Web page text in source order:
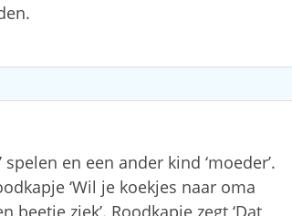
spelen en een ander kind ‘moeder’.
‘Wil je koekjes naar oma
beetje ziek’. Roodkapje zegt ‘Dat